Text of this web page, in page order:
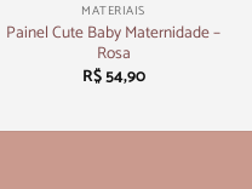
MATERIAIS
Painel Cute Baby Maternidade –
Rosa
R$54,90